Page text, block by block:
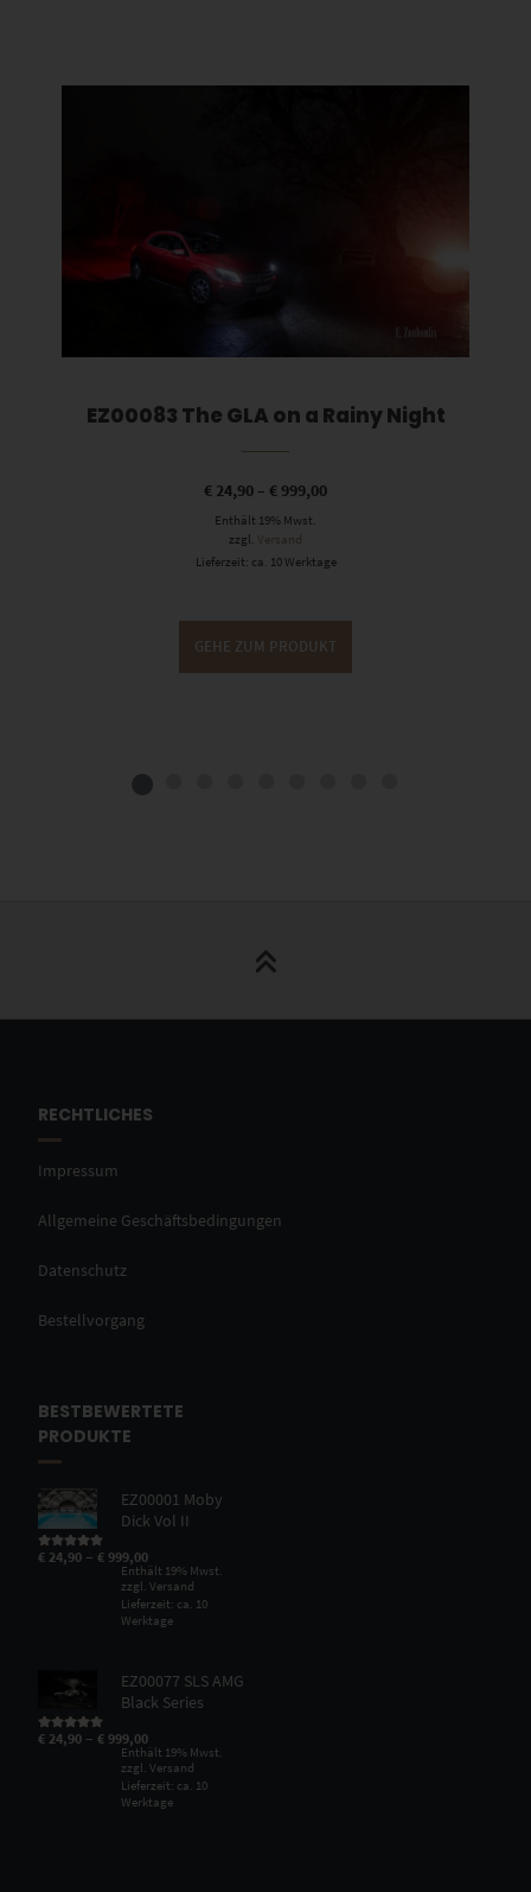
Dieses Produkt weist mehrere Varianten auf. Die Optionen können auf der Produktseite gewählt werden
EZ00083 The GLA on a Rainy Night
€ 24,90 –€ 999,00
Enthält 19% Mwst.
zzgl.
Versand
Lieferzeit: ca. 10 Werktage
GEHE ZUM PRODUKT
RECHTLICHES
Impressum
Allgemeine Geschäftsbedingungen
Datenschutz
Bestellvorgang
BESTBEWERTETE
PRODUKTE
EZ00001 Moby
Dick Vol II
Bewertet mit
von 5
€ 24,90 –€ 999,00
Enthält 19% Mwst.
zzgl.Versand
Lieferzeit: ca. 10
Werktage
EZ00077 SLS AMG
Black Series
Bewertet mit
von 5
€ 24,90 –€ 999,00
Enthält 19% Mwst.
zzgl.Versand
Lieferzeit: ca. 10
Werktage